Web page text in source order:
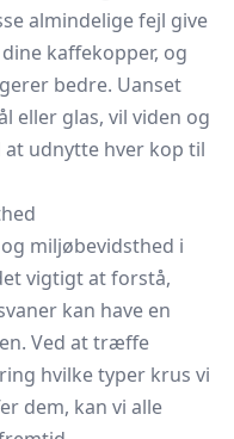
almindelige fejl give
kaffekopper, og
bedre. Uanset
eller glas, vil viden og
udnytte hver kop til
miljøbevidsthed i
vigtigt at forstå,
kan have en
Ved at træffe
hvilke typer krus vi
dem, kan vi alle